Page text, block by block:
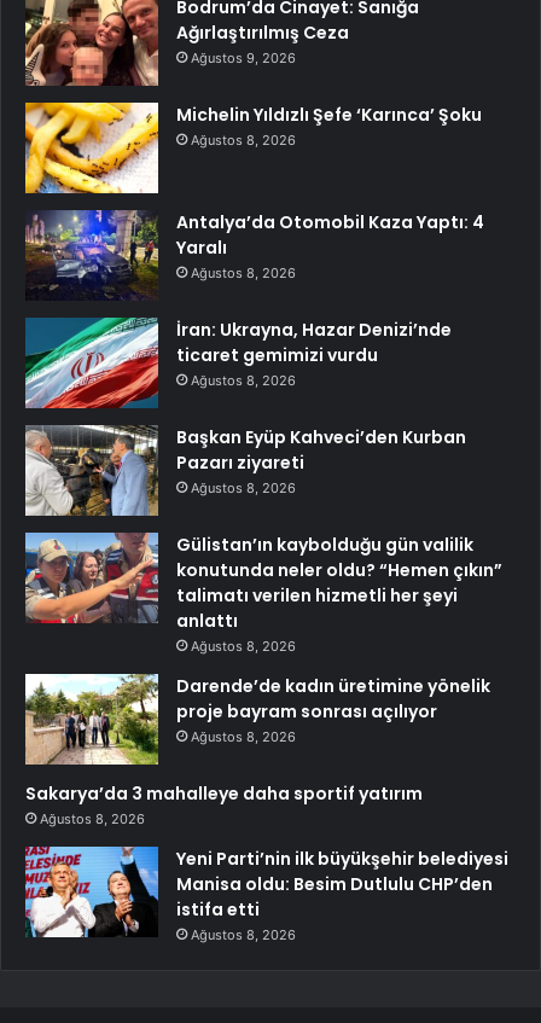
Bodrum’da Cinayet: Sanığa
Ağırlaştırılmış Ceza
Ağustos 9, 2026
Michelin Yıldızlı Şefe ‘Karınca’ Şoku
Ağustos 8, 2026
Antalya’da Otomobil Kaza Yaptı: 4
Yaralı
Ağustos 8, 2026
İran: Ukrayna, Hazar Denizi’nde
ticaret gemimizi vurdu
Ağustos 8, 2026
Başkan Eyüp Kahveci’den Kurban
Pazarı ziyareti
Ağustos 8, 2026
Gülistan’ın kaybolduğu gün valilik
konutunda neler oldu? “Hemen çıkın”
talimatı verilen hizmetli her şeyi
anlattı
Ağustos 8, 2026
Darende’de kadın üretimine yönelik
proje bayram sonrası açılıyor
Ağustos 8, 2026
Sakarya’da 3 mahalleye daha sportif yatırım
Ağustos 8, 2026
Yeni Parti’nin ilk büyükşehir belediyesi
Manisa oldu: Besim Dutlulu CHP’den
istifa etti
Ağustos 8, 2026